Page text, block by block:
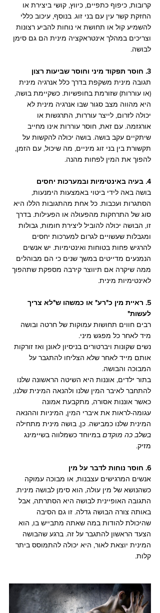
קרובות, כיפוף כתפיים, כיווץ, קושי ביצירת או
החזקת קשר עין עם בני זוג. בנוסף, עיכוב כללי
להשמיע קול או תחושת אי נוחות להביע רצונות
וצריכים במהלך אינטראקציה מינית הם גם סימן
לבושה.
3. חוסר תפקוד מיני וחוסר שביעות רצון
תגובה מינית משקפת בדרך כלל אנרגיה מינית
(או עוררות) שזורמת בחופשיות. כשקיימת בושה,
היא מהווה מצב סגור שבו אנרגיה מינית לא
יכולה לזרום, לייצר עוררות, התרגשות או
אורגזמה. עם זאת, חוסר עוררות אינו מחייב
שיתקיים עקב בושה. בושה יכולה להקשות על
תקשורת בין בני זוג מיניים, מה שיכול, עם הזמן,
להפוך את המין לפחות מהנה.
4. בעיה באינטימיות ובמערכות יחסים
בושה באה לידי ביטוי באמצעות הימנעות,
הסתגרות ועכבות. כל אחת מהתגובות הללו היא
סוג של התרחקות מהפעולה או הפעילות. בדרך
זו, הבושה יכולה להוביל ליצירת חומות, גבולות
ומגבלות שעשויים לגרום למערכות יחסים
להרגיש פחות בטוחות ואינטימיות. יש אנשים
הנמנעים מדייטים במשך שנים כי הם מבוהלים
ממה שיקרה אם תיווצר קירבה מספקת שתהפוך
לאינטימיות מינית.
5. ראיית מין כ"רע" או כמשהו ש"לא צריך
לעשות"
רבים חווים תחושות עמוקות של חרטה ובושה
מיד לאחר כל מפגש מיני.
נשים שקונות ויברטורים בניסיון לאונן ואז זורקות
אותם מייד לאחר שלא הצליחו להתגבר על
המבוכה והבושה.
בתור ילדים, אוננות היא השיטה הראשונה שלנו
להתחבר לאיבר המין שלנו ולהנאה המינית שלנו,
כאשר אוננות אסורה, מתקבעת אמונה
עגומה-לראות את איברי המין, המיניות וההנאה
המינית שלנו כמבישה. כן, בושה מינית מתחילה
בשלב כה מוקדם במיוחד כשמלווה בשיימינג
מזיק.
6. חוסר נוחות לדבר על מין
אנשים המרגישים עצבנות, או מבוכה עמוקה
כשהנושא של מין עולה, הוא סימן לבושה מינית.
התגובה האופיינית לבושה היא הסתרתה, אבל
באותה צורה הבושה גדלה. זו גם הסיבה
שהיכולת להודות במה שאתה מתבייש בו, הוא
הצעד הראשון להתגבר על זה. ברגע שהבושה
המינית יוצאת לאור, היא יכולה להתמוסס ביתר
קלות.